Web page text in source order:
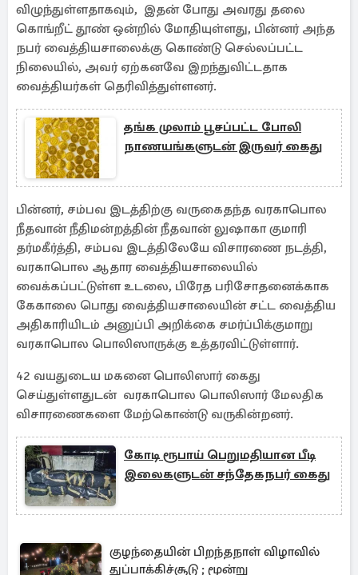
விழுந்துள்ளதாகவும், இதன் போது அவரது தலை
கொங்றீட் தூண் ஒன்றில் மோதியுள்ளது, பின்னர் அந்த
நபர் வைத்தியசாலைக்கு கொண்டு செல்லப்பட்ட
நிலையில், அவர் ஏற்கனவே இறந்துவிட்டதாக
வைத்தியர்கள் தெரிவித்துள்ளனர்.
தங்க முலாம் பூசப்பட்ட போலி
நாணயங்களுடன் இருவர் கைது
பின்னர், சம்பவ இடத்திற்கு வருகைதந்த வரகாபொல
நீதவான் நீதிமன்றத்தின் நீதவான் லுஷாகா குமாரி
தர்மகீர்த்தி, சம்பவ இடத்திலேயே விசாரணை நடத்தி,
வரகாபொல ஆதார வைத்தியசாலையில்
வைக்கப்பட்டுள்ள உடலை, பிரேத பரிசோதனைக்காக
கேகாலை பொது வைத்தியசாலையின் சட்ட வைத்திய
அதிகாரியிடம் அனுப்பி அறிக்கை சமர்ப்பிக்குமாறு
வரகாபொல பொலிஸாருக்கு உத்தரவிட்டுள்ளார்.
42 வயதுடைய மகனை பொலிஸார் கைது
செய்துள்ளதுடன் வரகாபொல பொலிஸார் மேலதிக
விசாரணைகளை மேற்கொண்டு வருகின்றனர்.
கோடி ரூபாய் பெறுமதியான பீடி
இலைகளுடன் சந்தேகநபர் கைது
குழந்தையின் பிறந்தநாள் விழாவில்
துப்பாக்கிச்சூடு ; மூன்று